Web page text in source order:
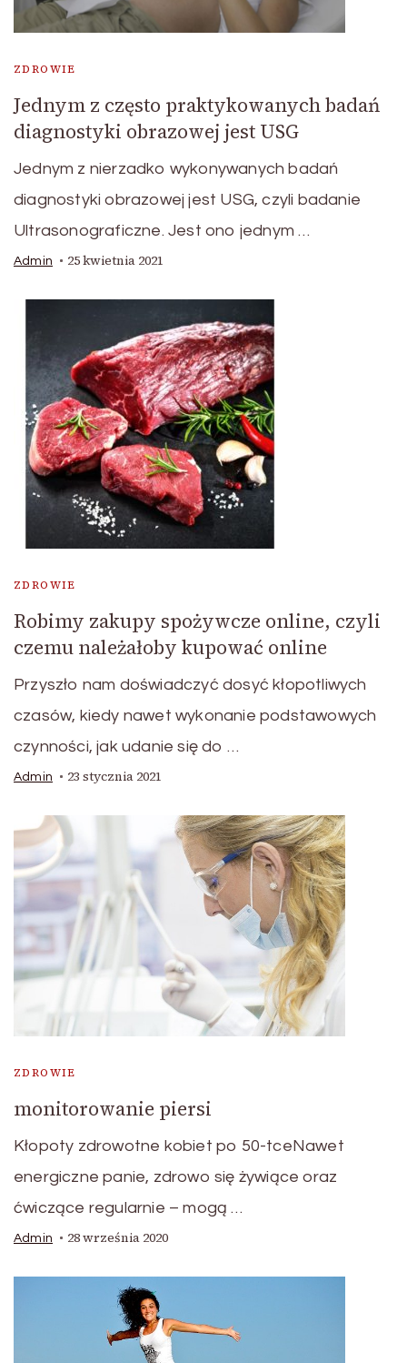
ZDROWIE
Jednym z często praktykowanych badań
diagnostyki obrazowej jest USG
Jednym z nierzadko wykonywanych badań
diagnostyki obrazowej jest USG, czyli badanie
Ultrasonograficzne. Jest ono jednym …
Admin 25 kwietnia 2021
ZDROWIE
Robimy zakupy spożywcze online, czyli
czemu należałoby kupować online
Przyszło nam doświadczyć dosyć kłopotliwych
czasów, kiedy nawet wykonanie podstawowych
czynności, jak udanie się do …
Admin 23 stycznia 2021
ZDROWIE
monitorowanie piersi
Kłopoty zdrowotne kobiet po 50-tceNawet
energiczne panie, zdrowo się żywiące oraz
ćwiczące regularnie – mogą …
Admin 28 września 2020